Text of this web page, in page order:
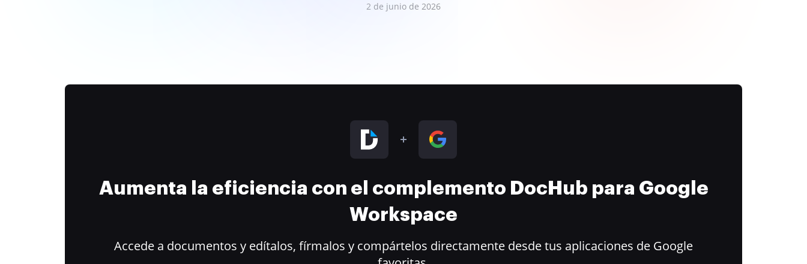
2 de junio de 2026
Aumenta la eficiencia con el complemento DocHub para Google
Workspace
Accede a documentos y edítalos, fírmalos y compártelos directamente desde tus aplicaciones de Google